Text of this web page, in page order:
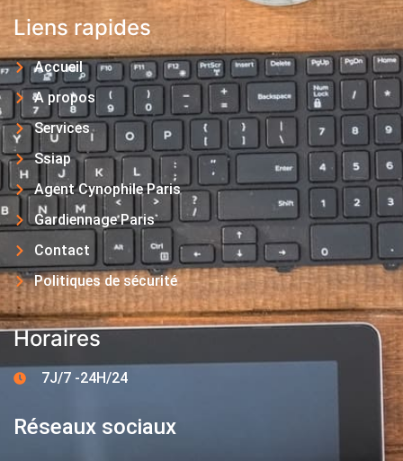
Liens rapides
Accueil
A propos
Services
Ssiap
Agent Cynophile Paris
Gardiennage Paris
Contact
Politiques de sécurité
Horaires
7J/7 -24H/24
Réseaux sociaux